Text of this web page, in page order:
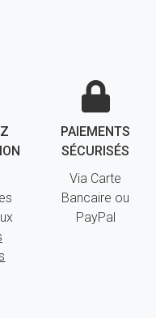
PAIEMENTS
SÉCURISÉS
Via Carte
Bancaire ou
PayPal